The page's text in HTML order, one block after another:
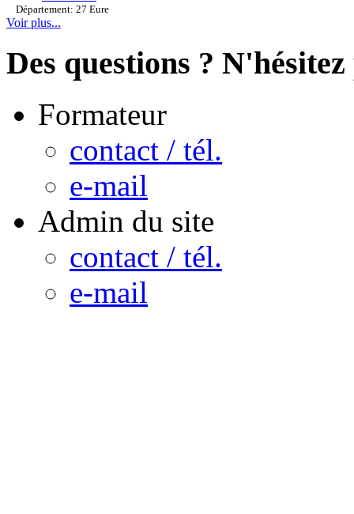
Département: 27 Eure
Voir plus...
Des questions ?
Formateur
contact / tél.
e-mail
Admin du site
contact / tél.
e-mail